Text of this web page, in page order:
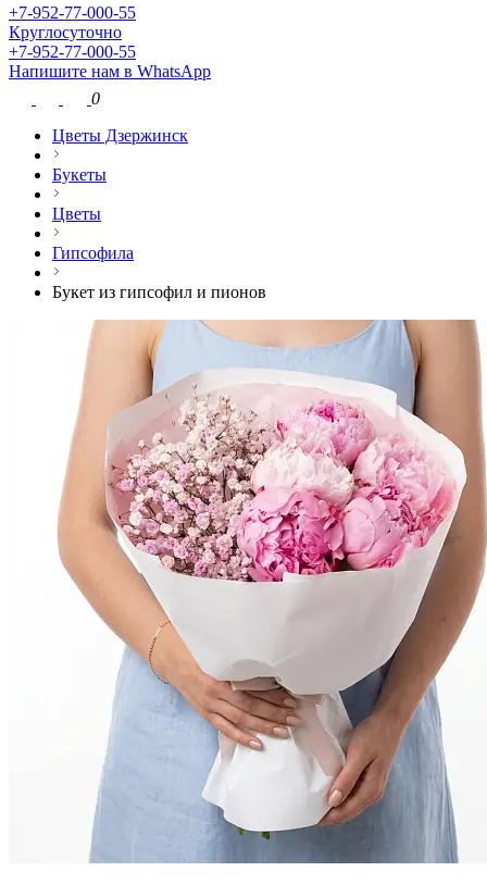
+7-952-77-000-55
Круглосуточно
+7-952-77-000-55
Напишите нам в WhatsApp
0
Цветы Дзержинск
Букеты
Цветы
Гипсофила
Букет из гипсофил и пионов